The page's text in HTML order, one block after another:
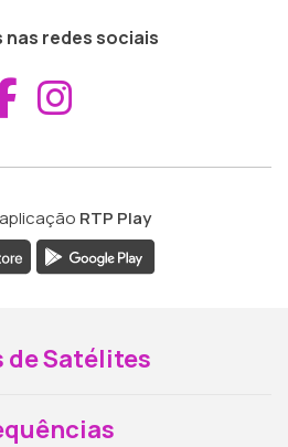
nas redes sociais
Aceder ao
RTP Play
de Satélites